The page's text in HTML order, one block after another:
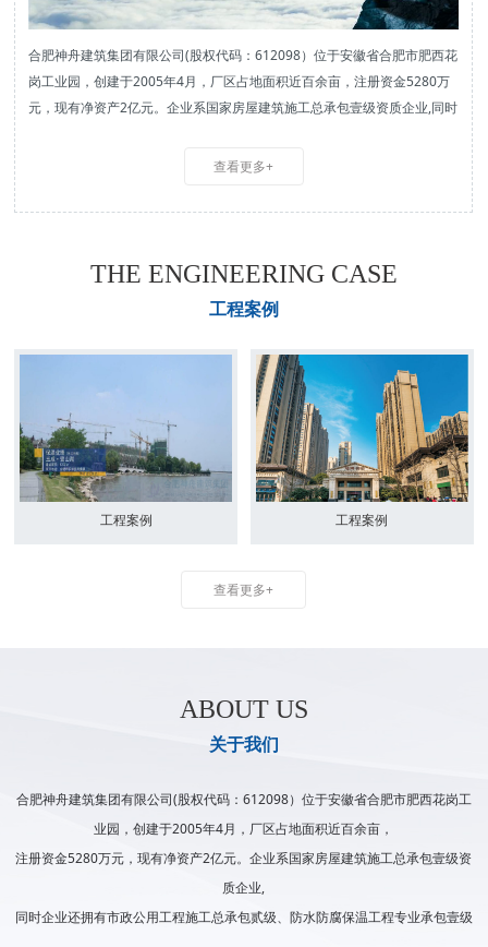
合肥神舟建筑集团有限公司(股权代码：612098）位于安徽省合肥市肥西花
岗工业园，创建于2005年4月，厂区占地面积近百余亩，注册资金5280万
元，现有净资产2亿元。企业系国家房屋建筑施工总承包壹级资质企业,同时
级、建筑幕墙工程专业承包贰级、建筑装修装饰工程专业承包贰级资质，
资质体系及较高的等级，为企业的全面发展奠定了坚实基础。
查看更多+
合肥神舟建筑集团有限公司(股权代码：612098）位于安徽省合肥市肥西花
岗工业园，创建于2005年4月，厂区占地面积近百余亩，注册资金5280万
元，现有净资产2亿元。企业系国家房屋建筑施工总承包壹级资质企业,同时
级、建筑幕墙工程专业承包贰级、建筑装修装饰工程专业承包贰级资质，
资质体系及较高的等级，为企业的全面发展奠定了坚实基础。
查看更多+
合肥神舟建筑集团有限公司(股权代码：612098）位于安徽省合肥市肥西花
岗工业园，创建于2005年4月，厂区占地面积近百余亩，注册资金5280万
元，现有净资产2亿元。企业系国家房屋建筑施工总承包壹级资质企业,同时
级、建筑幕墙工程专业承包贰级、建筑装修装饰工程专业承包贰级资质，
资质体系及较高的等级，为企业的全面发展奠定了坚实基础。
查看更多+
合肥神舟建筑集团有限公司(股权代码：612098）位于安徽省合肥市肥西花
岗工业园，创建于2005年4月，厂区占地面积近百余亩，注册资金5280万
元，现有净资产2亿元。企业系国家房屋建筑施工总承包壹级资质企业,同时
级、建筑幕墙工程专业承包贰级、建筑装修装饰工程专业承包贰级资质，
资质体系及较高的等级，为企业的全面发展奠定了坚实基础。
查看更多+
合肥神舟建筑集团有限公司(股权代码：612098）位于安徽省合肥市肥西花
岗工业园，创建于2005年4月，厂区占地面积近百余亩，注册资金5280万
元，现有净资产2亿元。企业系国家房屋建筑施工总承包壹级资质企业,同时
级、建筑幕墙工程专业承包贰级、建筑装修装饰工程专业承包贰级资质，
资质体系及较高的等级，为企业的全面发展奠定了坚实基础。
查看更多+
THE ENGINEERING CASE
工程案例
工程案例 工程案例
查看更多+
ABOUT US
关于我们
合肥神舟建筑集团有限公司(股权代码：612098）位于安徽省合肥市肥西花岗工
业园，创建于2005年4月，厂区占地面积近百余亩，
注册资金5280万元，现有净资产2亿元。企业系国家房屋建筑施工总承包壹级资
质企业,
同时企业还拥有市政公用工程施工总承包贰级、防水防腐保温工程专业承包壹级